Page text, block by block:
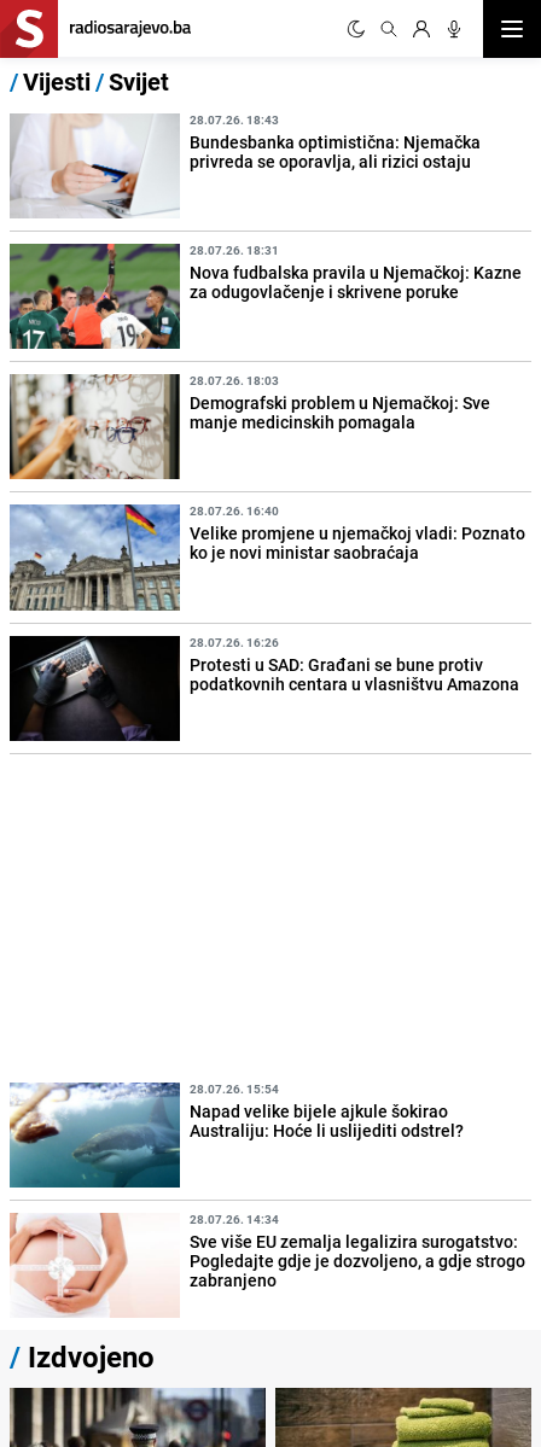
/Vijesti/Svijet
28.07.26. 18:43
Bundesbanka optimistična: Njemačka
privreda se oporavlja, ali rizici ostaju
28.07.26. 18:31
Nova fudbalska pravila u Njemačkoj: Kazne
za odugovlačenje i skrivene poruke
28.07.26. 18:03
Demografski problem u Njemačkoj: Sve
manje medicinskih pomagala
28.07.26. 16:40
Velike promjene u njemačkoj vladi: Poznato
ko je novi ministar saobraćaja
28.07.26. 16:26
Protesti u SAD: Građani se bune protiv
podatkovnih centara u vlasništvu Amazona
28.07.26. 15:54
Napad velike bijele ajkule šokirao
Australiju: Hoće li uslijediti odstrel?
28.07.26. 14:34
Sve više EU zemalja legalizira surogatstvo:
Pogledajte gdje je dozvoljeno, a gdje strogo
zabranjeno
/ Izdvojeno